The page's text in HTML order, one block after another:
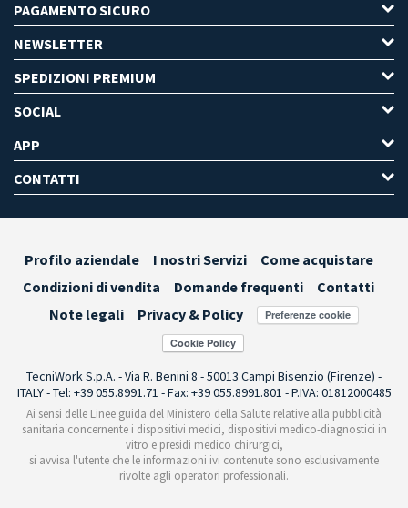
PAGAMENTO SICURO
NEWSLETTER
SPEDIZIONI PREMIUM
SOCIAL
APP
CONTATTI
Profilo aziendale I nostri Servizi
Come acquistare
Condizioni di vendita
Domande frequenti
Contatti
Note legali
Privacy & Policy Preferenze cookie
TecniWork S.p.A. - Via R. Benini 8 - 50013 Campi Bisenzio (Firenze) -
ITALY - Tel: +39 055.8991.71 - Fax: +39 055.8991.801 - P.IVA: 01812000485
Ai sensi delle Linee guida del Ministero della Salute relative alla pubblicità
sanitaria concernente i dispositivi medici, dispositivi medico-diagnostici in
vitro e presidi medico chirurgici,
si avvisa l'utente che le informazioni ivi contenute sono esclusivamente
rivolte agli operatori professionali.